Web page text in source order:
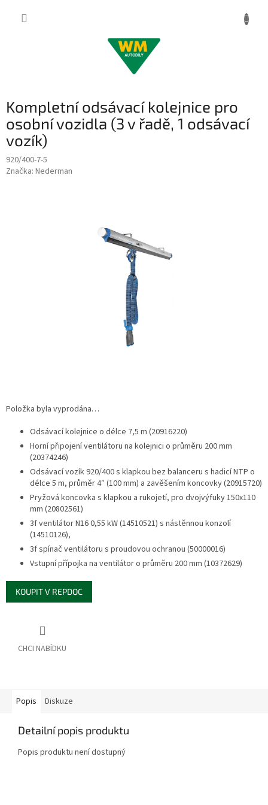
Kompletní odsávací kolejnice pro
osobní vozidla (3 v řadě, 1 odsávací
vozík)
920/400-7-5
Značka: Nederman
Položka byla vyprodána…
Odsávací kolejnice o délce 7,5 m (20916220)
Horní připojení ventilátoru na kolejnici o průměru 200 mm
(20374246)
Odsávací vozík 920/400 s klapkou bez balanceru s hadicí NTP o
délce 5 m, průměr 4″ (100 mm) a zavěšením koncovky (20915720)
Pryžová koncovka s klapkou a rukojetí, pro dvojvýfuky 150x110
mm (20802561)
3f ventilátor N16 0,55 kW (14510521) s nástěnnou konzolí
(14510126),
3f spínač ventilátoru s proudovou ochranou (50000016)
Vstupní přípojka na ventilátor o průměru 200 mm (10372629)
KOUPIT V REPDOC
Popis Diskuze
Detailní popis produktu
Popis produktu není dostupný